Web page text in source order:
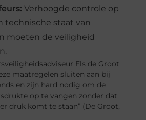
Verhoogde controle op
technische staat van
moeten de veiligheid
Els de Groot
maatregelen sluiten aan bij
en zijn hard nodig om de
op te vangen zonder dat
druk komt te staan” (De Groot,